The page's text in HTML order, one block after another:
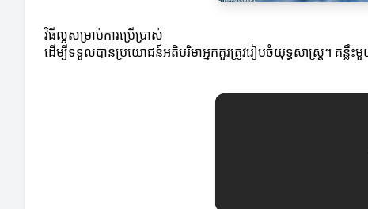
វិធីល្អសម្រាប់ការប្រើប្រាស់
ដើម្បីទទួលបានប្រយោជន៍អតិបរិមាអ្នកគួរត្រូវរៀបចំយុទ្ធសាស្ត្រ។ គន្លឹ